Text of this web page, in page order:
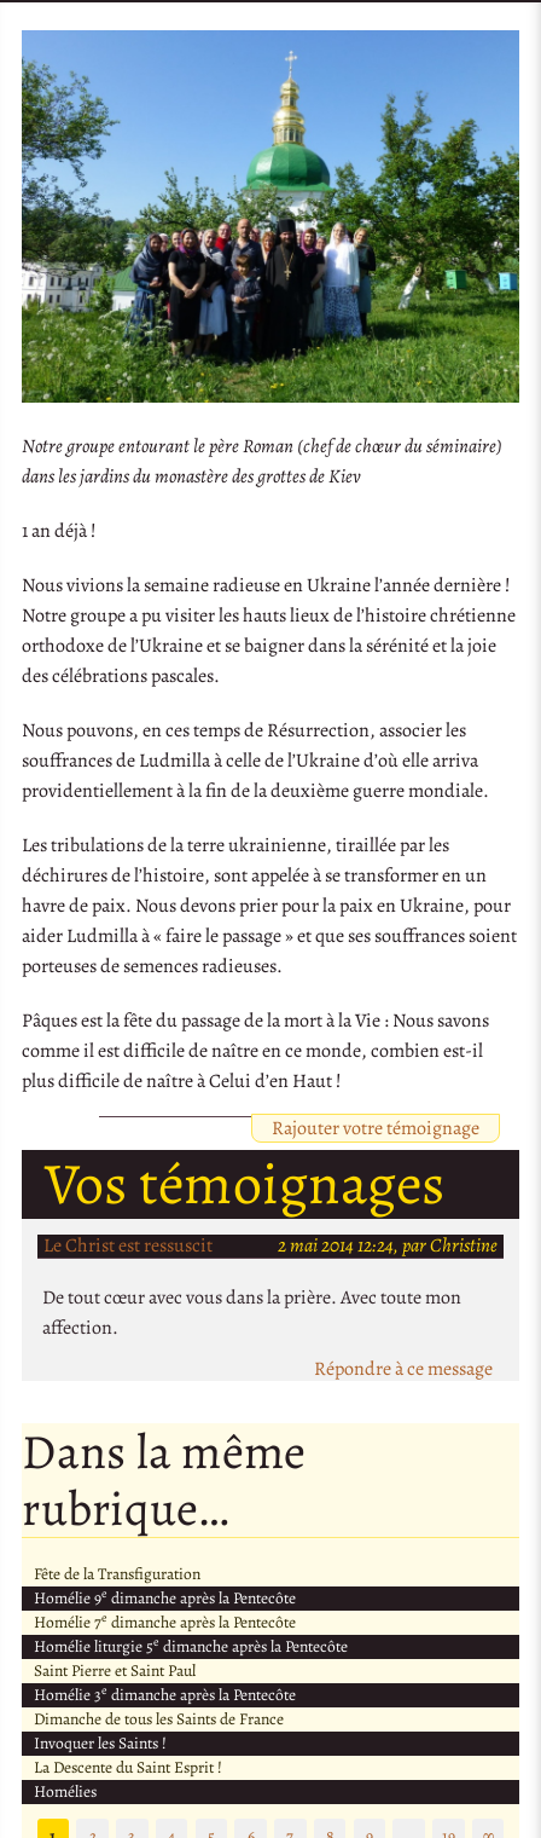
Notre groupe entourant le père Roman (chef de chœur du séminaire)
dans les jardins du monastère des grottes de Kiev
1 an déjà !
Nous vivions la semaine radieuse en Ukraine l’année dernière !
Notre groupe a pu visiter les hauts lieux de l’histoire chrétienne
orthodoxe de l’Ukraine et se baigner dans la sérénité et la joie
des célébrations pascales.
Nous pouvons, en ces temps de Résurrection, associer les
souffrances de Ludmilla à celle de l’Ukraine d’où elle arriva
providentiellement à la fin de la deuxième guerre mondiale.
Les tribulations de la terre ukrainienne, tiraillée par les
déchirures de l’histoire, sont appelée à se transformer en un
havre de paix. Nous devons prier pour la paix en Ukraine, pour
aider Ludmilla à « faire le passage » et que ses souffrances soient
porteuses de semences radieuses.
Pâques est la fête du passage de la mort à la Vie : Nous savons
comme il est difficile de naître en ce monde, combien est-il
plus difficile de naître à Celui d’en Haut !
Rajouter votre témoignage
Vos témoignages
Le Christ est ressuscit
2 mai 2014 12:24, par Christine
De tout cœur avec vous dans la prière. Avec toute mon
affection.
Répondre à ce message
Dans la même
rubrique…
Fête de la Transfiguration
Homélie 9e dimanche après la Pentecôte
Homélie 7e dimanche après la Pentecôte
Homélie liturgie 5e dimanche après la Pentecôte
Saint Pierre et Saint Paul
Homélie 3e dimanche après la Pentecôte
Dimanche de tous les Saints de France
Invoquer les Saints !
La Descente du Saint Esprit !
Homélies